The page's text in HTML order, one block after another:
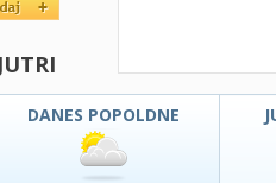
DANES POPOLDNE